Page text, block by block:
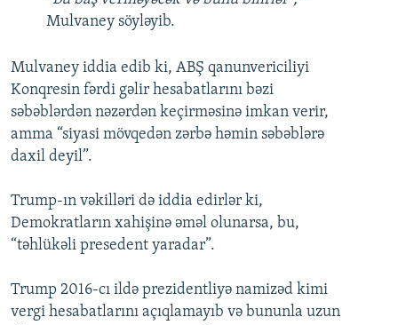
Mulvaney söyləyib.
Mulvaney iddia edib ki, ABŞ qanunvericiliyi
Konqresin fərdi gəlir hesabatlarını bəzi
səbəblərdən nəzərdən keçirməsinə imkan verir,
amma “siyasi mövqedən zərbə həmin səbəblərə
daxil deyil”.
Trump-ın vəkilləri də iddia edirlər ki,
Demokratların xahişinə əməl olunarsa, bu,
“təhlükəli presedent yaradar”.
Trump 2016-cı ildə prezidentliyə namizəd kimi
vergi hesabatlarını açıqlamayıb və bununla uzun